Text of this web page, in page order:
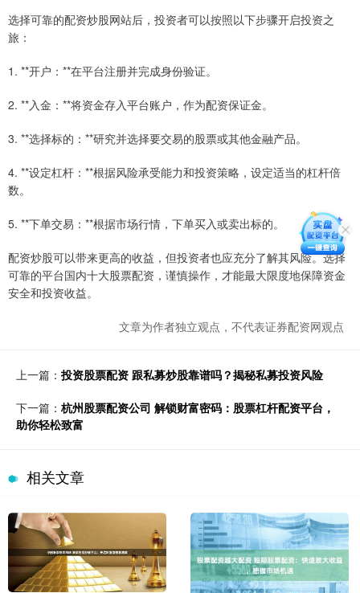
选择可靠的配资炒股网站后，投资者可以按照以下步骤开启投资之
旅：
1. **开户：**在平台注册并完成身份验证。
2. **入金：**将资金存入平台账户，作为配资保证金。
3. **选择标的：**研究并选择要交易的股票或其他金融产品。
4. **设定杠杆：**根据风险承受能力和投资策略，设定适当的杠杆倍
数。
5. **下单交易：**根据市场行情，下单买入或卖出标的。
配资炒股可以带来更高的收益，但投资者也应充分了解其风险。选择
可靠的平台国内十大股票配资，谨慎操作，才能最大限度地保障资金
安全和投资收益。
文章为作者独立观点，不代表证券配资网观点
上一篇： 投资股票配资 跟私募炒股靠谱吗？揭秘私募投资风险
下一篇： 杭州股票配资公司 解锁财富密码：股票杠杆配资平台，
助你轻松致富
相关文章